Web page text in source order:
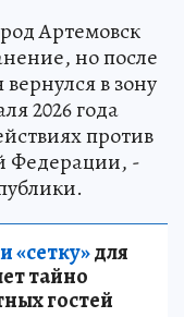
Артемовск
но после
в зону
2026 года
против
Федерации, -
«сетку»для
тайно
гостей